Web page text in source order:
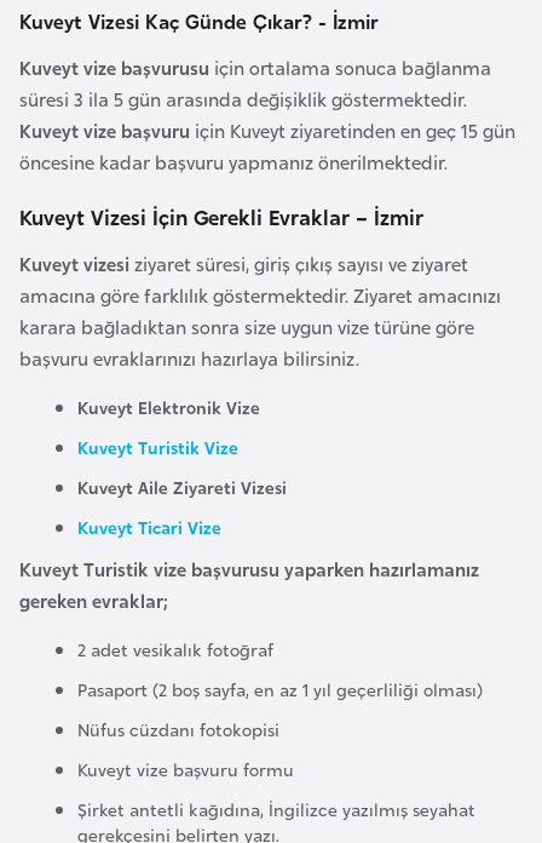
Kuveyt Vizesi Kaç Günde Çıkar? - İzmir
Kuveyt vize başvurusu için ortalama sonuca bağlanma
süresi 3 ila 5 gün arasında değişiklik göstermektedir.
Kuveyt vize başvuru için Kuveyt ziyaretinden en geç 15 gün
öncesine kadar başvuru yapmanız önerilmektedir.
Kuveyt Vizesi İçin Gerekli Evraklar – İzmir
Kuveyt vizesi ziyaret süresi, giriş çıkış sayısı ve ziyaret
amacına göre farklılık göstermektedir. Ziyaret amacınızı
karara bağladıktan sonra size uygun vize türüne göre
başvuru evraklarınızı hazırlaya bilirsiniz.
Kuveyt Elektronik Vize
Kuveyt Turistik Vize
Kuveyt Aile Ziyareti Vizesi
Kuveyt Ticari Vize
Kuveyt Turistik vize başvurusu yaparken hazırlamanız
gereken evraklar;
2 adet vesikalık fotoğraf
Pasaport (2 boş sayfa, en az 1 yıl geçerliliği olması)
Nüfus cüzdanı fotokopisi
Kuveyt vize başvuru formu
Şirket antetli kağıdına, İngilizce yazılmış seyahat
gerekçesini belirten yazı.
l
i
k
a
B
n
i
n
H
e